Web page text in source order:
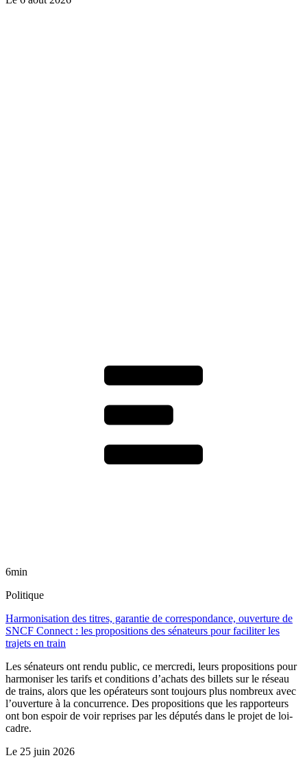
6min
Politique
Harmonisation des titres, garantie de correspondance, ouverture de
SNCF Connect : les propositions des sénateurs pour faciliter les
trajets en train
Les sénateurs ont rendu public, ce mercredi, leurs propositions pour
harmoniser les tarifs et conditions d’achats des billets sur le réseau
de trains, alors que les opérateurs sont toujours plus nombreux avec
l’ouverture à la concurrence. Des propositions que les rapporteurs
ont bon espoir de voir reprises par les députés dans le projet de loi-
cadre.
Le 25 juin 2026